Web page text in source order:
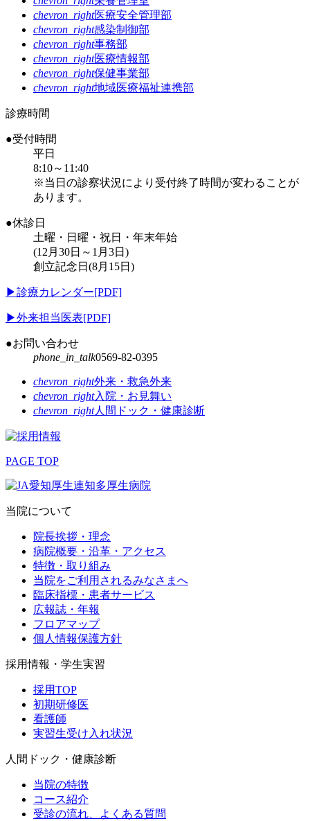
chevron_right医療安全管理部
chevron_right感染制御部
chevron_right事務部
chevron_right医療情報部
chevron_right保健事業部
chevron_right地域医療福祉連携部
診療時間
●受付時間
平日
8:10～11:40
※当日の診察状況により受付終了時間が変わることが
あります。
●休診日
土曜・日曜・祝日・年末年始
(12月30日～1月3日)
創立記念日(8月15日)
▶診療カレンダー[PDF]
▶外来担当医表[PDF]
●お問い合わせ
phone_in_talk0569-82-0395
chevron_right外来・救急外来
chevron_right入院・お見舞い
chevron_right人間ドック・健康診断
PAGE TOP
当院について
院長挨拶・理念
病院概要・沿革・アクセス
特徴・取り組み
当院をご利用されるみなさまへ
臨床指標・患者サービス
広報誌・年報
フロアマップ
個人情報保護方針
採用情報・学生実習
採用TOP
初期研修医
看護師
実習生受け入れ状況
人間ドック・健康診断
当院の特徴
コース紹介
受診の流れ、よくある質問